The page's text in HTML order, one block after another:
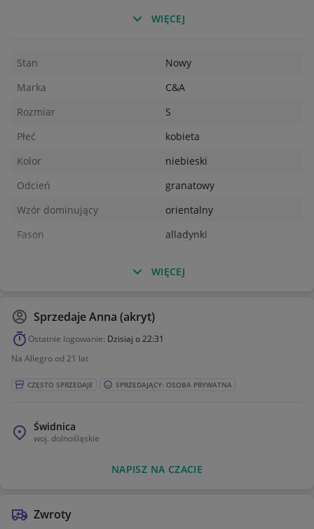
#mozaika #granatowe #błękitne #ciemnoniebieskie #lampasy
#spodniec&a #yessica
WIĘCEJ
Stan
Nowy
Marka
C&A
Rozmiar
S
Płeć
kobieta
Kolor
niebieski
Odcień
granatowy
Wzór dominujący
orientalny
Fason
alladynki
WIĘCEJ
SprzedajeAnna (akryt)
Ostatnie logowanie: Dzisiaj o 22:31
Na Allegro od 21 lat
CZĘSTO SPRZEDAJE SPRZEDAJĄCY: OSOBA PRYWATNA
Świdnica
woj. dolnośląskie
NAPISZ NA CZACIE
Zwroty